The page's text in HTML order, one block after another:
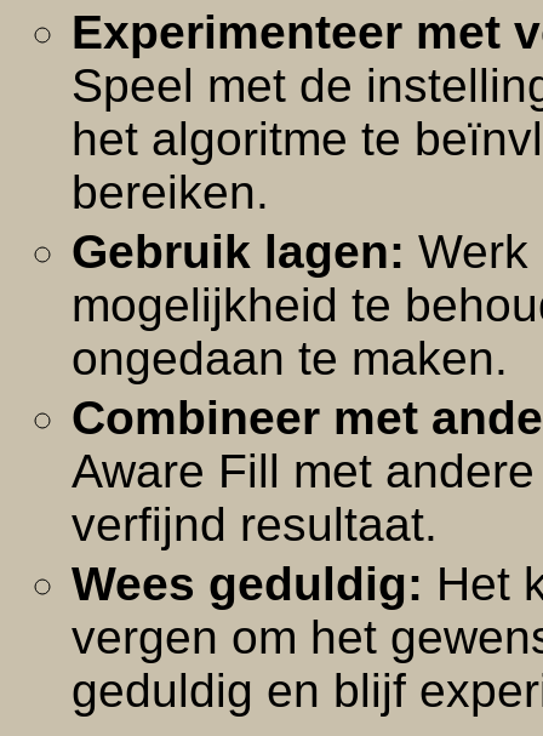
Experimenteer met
Speel met de
het algoritme te
bereiken.
Gebruik lagen: Werk
mogelijkheid te
ongedaan te maken.
Combineer met
Aware Fill met
verfijnd resultaat.
Wees geduldig: Het
vergen om het
geduldig en blijf